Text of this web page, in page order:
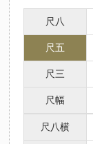
尺八
尺五
尺三
尺幅
尺八横